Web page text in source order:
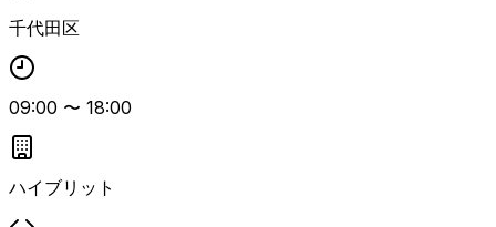
クト推進やステークホルダー調整の経験を活かしつつ、Azu
re／Kubernetes／Dockerなどのコンテナ技術やLinux、ネ
ットワーク、PostgreSQLの知識を用いて安定運用と改善を
担っていただきます。
千代田区
09:00 〜 18:00
ハイブリット